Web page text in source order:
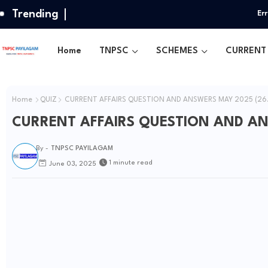
Trending
Home TNPSC SCHEMES CURRENT
Home QUIZ CURRENT AFFAIRS QUESTION AND ANSWERS MAY 2025
CURRENT AFFAIRS QUESTION AND
By - TNPSC PAYILAGAM
June 03, 2025 1 minute read